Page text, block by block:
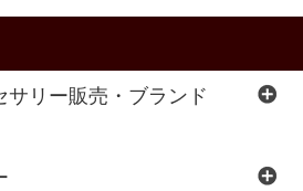
サリー販売・ブランド